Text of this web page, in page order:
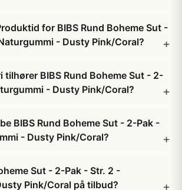
for BIBS Rund Boheme Sut -
- Dusty Pink/Coral?
tilhører BIBS Rund Boheme Sut - 2-
- Dusty Pink/Coral?
BIBS Rund Boheme Sut - 2-Pak -
- Dusty Pink/Coral?
Sut - 2-Pak - Str. 2 -
Pink/Coral på tilbud?